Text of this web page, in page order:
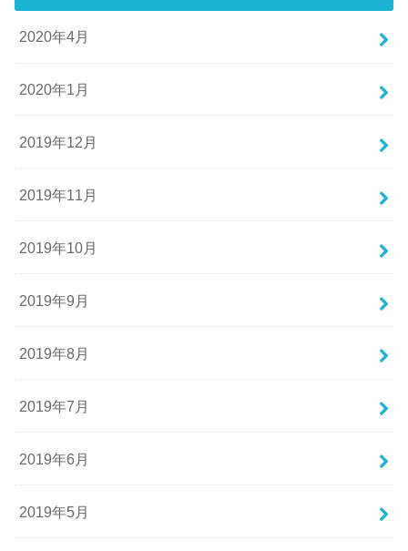
2020年4月
2020年1月
2019年12月
2019年11月
2019年10月
2019年9月
2019年8月
2019年7月
2019年6月
2019年5月